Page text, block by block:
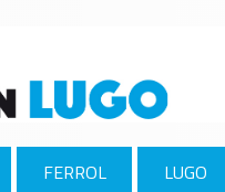
FERROL LUGO